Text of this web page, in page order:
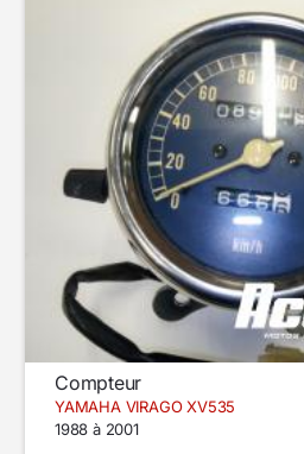
Compteur
YAMAHA VIRAGO XV535
1988 à 2001